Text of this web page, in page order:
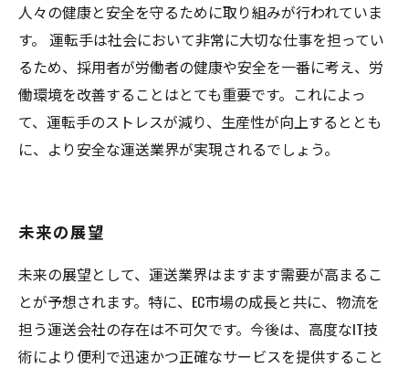
人々の健康と安全を守るために取り組みが行われていま
す。 運転手は社会において非常に大切な仕事を担ってい
るため、採用者が労働者の健康や安全を一番に考え、労
働環境を改善することはとても重要です。これによっ
て、運転手のストレスが減り、生産性が向上するととも
に、より安全な運送業界が実現されるでしょう。
未来の展望
未来の展望として、運送業界はますます需要が高まるこ
とが予想されます。特に、EC市場の成長と共に、物流を
担う運送会社の存在は不可欠です。今後は、高度なIT技
術により便利で迅速かつ正確なサービスを提供すること